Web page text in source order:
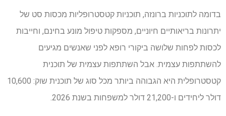
בדומה לתוכניות ברונזה, תוכניות קטסטרופליות מכסות סט של
יתרונות בריאותיים חיוניים, מספקות טיפול מונע בחינם, וחייבות
לכסות לפחות שלושה ביקורי רופא לפני שאנשים מגיעים
להשתתפות עצמית. אבל השתתפות עצמית של תוכנית
קטסטרופלית היא הגבוהה ביותר מכל סוג של תוכנית שוק: 10,600
דולר ליחידים ו-21,200 דולר למשפחות בשנת 2026.